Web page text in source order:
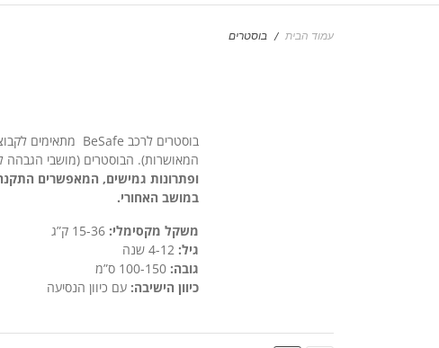
עמוד הבית / בוסטרים
המאושרות). הבוסטרים (מושבי הגבהה
במושב האחורי.
משקל מקסימלי:
גיל:
גובה: 100-150 ס”מ
כיוון הישיבה: עם כיוון הנסיעה